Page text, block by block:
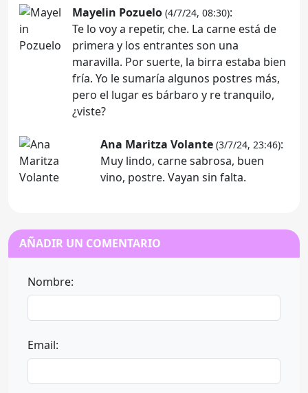
Mayelin Pozuelo (4/7/24, 08:30):
Te lo voy a repetir, che. La carne está de
primera y los entrantes son una
maravilla. Por suerte, la birra estaba bien
fría. Yo le sumaría algunos postres más,
pero el lugar es bárbaro y re tranquilo,
¿viste?
Ana Maritza Volante (3/7/24, 23:46):
Muy lindo, carne sabrosa, buen
vino, postre. Vayan sin falta.
AÑADIR UN COMENTARIO
Nombre:
Email: